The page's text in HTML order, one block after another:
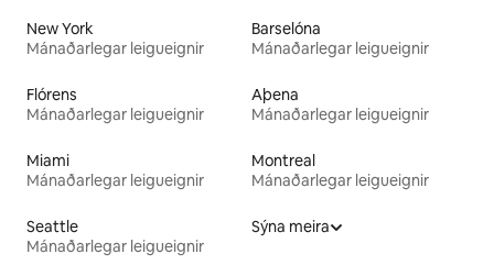
New York
Mánaðarlegar leigueignir
Barselóna
Mánaðarlegar leigueignir
Flórens
Mánaðarlegar leigueignir
Aþena
Mánaðarlegar leigueignir
Miami
Mánaðarlegar leigueignir
Montreal
Mánaðarlegar leigueignir
Seattle
Mánaðarlegar leigueignir
Sýna meira